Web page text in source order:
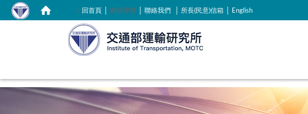
::: 回首頁｜ 網站導覽 聯絡我們｜ 所長(民意)信箱｜ English